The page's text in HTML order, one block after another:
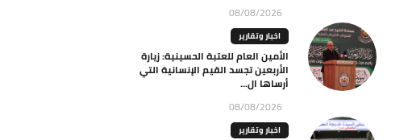
08/08/2026
اخبار وتقارير
الأمين العام للعتبة الحسينية: زيارة
الأربعين تجسد القيم الإنسانية التي
أرساها ال...
08/08/2026
اخبار وتقارير